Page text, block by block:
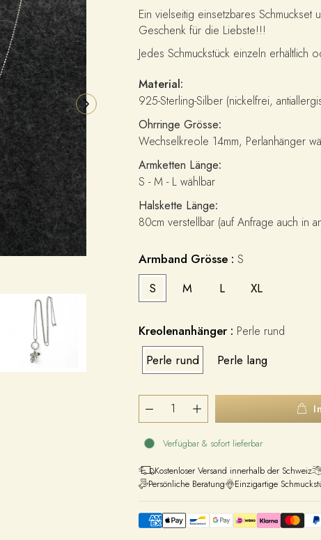
Ein vielseitig einsetzbares Schmuckset
Geschenk für die Liebste!!!
Jedes Schmuckstück einzeln erhältlich
Material:
925-Sterling-Silber (nickelfrei,
Ohrringe Grösse:
Wechselkreole 14mm, Perlanhänger
Armketten Länge:
S - M - L wählbar
Halskette Länge:
80cm verstellbar (auf Anfrage auch in
Armband Grösse : S
S M L XL
Kreolenanhänger : Perle rund
Perle rund Perle lang
Verfügbar & sofort lieferbar
Kostenloser Versand innerhalb der Schweiz
Persönliche Beratung
Einzigartige